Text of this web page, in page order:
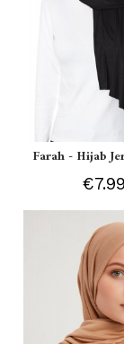
Farah - Hijab
€7.99